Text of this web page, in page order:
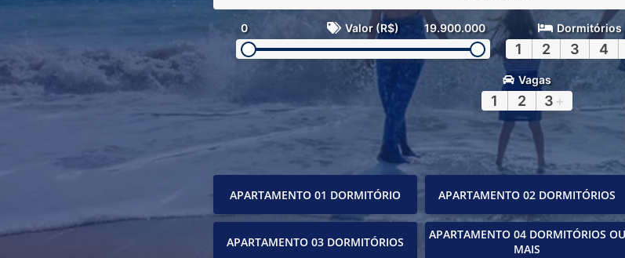
0 Valor (R$) 19.900.000 Dormitórios
1 2 3 4
Vagas
1 2 3 +
APARTAMENTO 01 DORMITÓRIO APARTAMENTO 02 DORMITÓRIOS
APARTAMENTO 03 DORMITÓRIOS
APARTAMENTO 04 DORMITÓRIOS OU
MAIS